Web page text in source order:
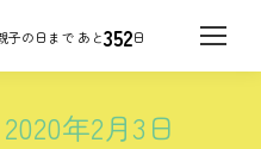
352日
2020年2月3日